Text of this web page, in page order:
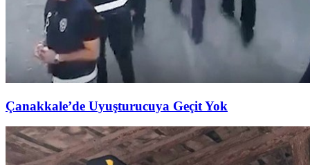
Çanakkale’de Uyuşturucuya Geçit Yok